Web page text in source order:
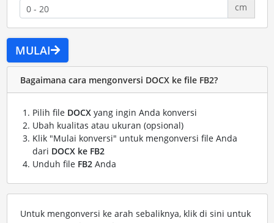
cm
MULAI
Bagaimana cara mengonversi DOCX ke file FB2?
Pilih file DOCXyang ingin Anda konversi
Ubah kualitas atau ukuran (opsional)
Klik "Mulai konversi" untuk mengonversi file Anda
dari DOCX ke FB2
Unduh file FB2Anda
Untuk mengonversi ke arah sebaliknya, klik di sini untuk